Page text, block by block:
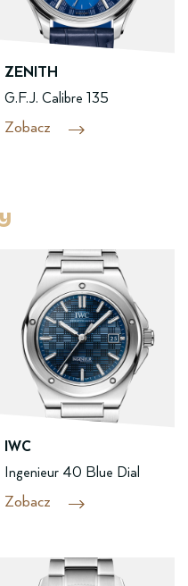
ZENITH
G.F.J. Calibre 135
Zobacz
IWC
Ingenieur 40 Blue Dial
Zobacz